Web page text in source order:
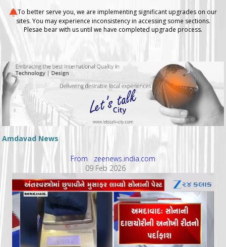
To better serve you, we are implementing significant upgrades on our
sites. You may experience inconsistency in accessing some sections.
Plesae bear with us until we have completed upgrade process.
Amdavad News
From zeenews.india.com
09 Feb 2026